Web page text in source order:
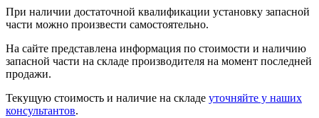
При наличии достаточной квалификации установку запасной
части можно произвести самостоятельно.
На сайте представлена информация по стоимости и наличию
запасной части на складе производителя на момент последней
продажи.
Текущую стоимость и наличие на складе уточняйте у наших
консультантов.